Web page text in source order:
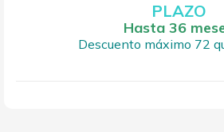
PLAZO
Hasta 36
Descuento máximo 72